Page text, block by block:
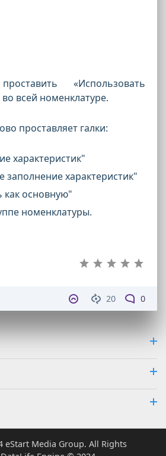
«Использовать
всей номенклатуре.
проставляет галки:
характеристик"
заполнение характеристик"
как основную"
номенклатуры.
20 0
eStart Media Group. All Rights